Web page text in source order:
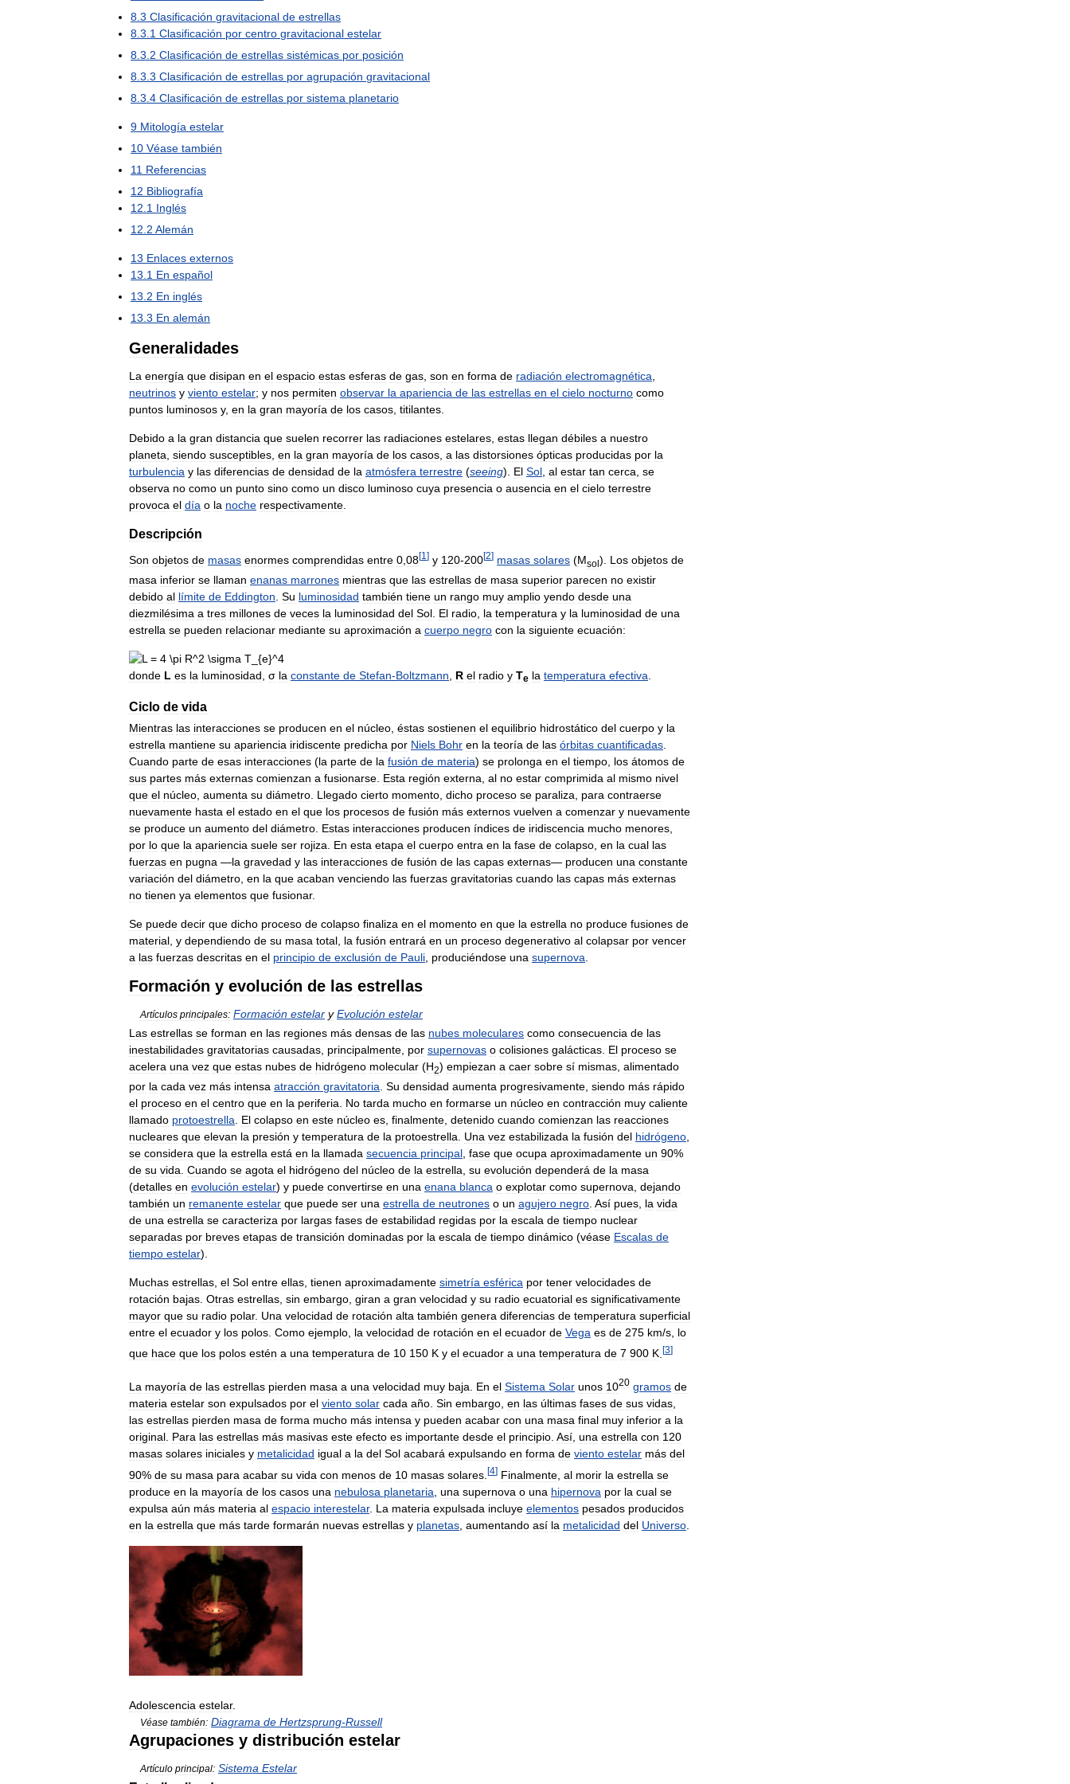
8 3 Clasificación gravitacional de estrellas
8 3 1 Clasificación por centro gravitacional estelar
8 3 2 Clasificación de estrellas sistémicas por posición
8 3 3 Clasificación de estrellas por agrupación gravitacional
8 3 4 Clasificación de estrellas por sistema planetario
9 Mitología estelar
10 Véase también
11 Referencias
12 Bibliografía
12 1 Inglés
12 2 Alemán
13 Enlaces externos
13 1 En español
13 2 En inglés
13 3 En alemán
Generalidades
La energía que disipan en el espacio estas esferas de gas son en forma de radiación electromagnética
neutrinos y viento estelar; y nos permiten observar la apariencia de las estrellas en el cielo nocturno como
puntos luminosos y, en la gran mayoría de los casos titilantes
Debido a la gran distancia que suelen recorrer las radiaciones estelares estas llegan débiles a nuestro
planeta siendo susceptibles en la gran mayoría de los casos a las distorsiones ópticas producidas por la
turbulencia y las diferencias de densidad de la atmósfera terrestre (seeing). El Sol al estar tan cerca se
observa no como un punto sino como un disco luminoso cuya presencia o ausencia en el cielo terrestre
provoca el día o la noche respectivamente
Descripción
Son objetos de masas enormes comprendidas entre 0 08[1 ] y 120-200[2] masas solares (Msol). Los objetos de
masa inferior se llaman enanas marrones mientras que las estrellas de masa superior parecen no existir
debido al límite de Eddington Su luminosidad también tiene un rango muy amplio yendo desde una
diezmilésima a tres millones de veces la luminosidad del Sol El radio la temperatura y la luminosidad de una
estrella se pueden relacionar mediante su aproximación a cuerpo negro con la siguiente ecuación:
donde L es la luminosidad σ la constante de Stefan-Boltzmann R el radio y Te la temperatura efectiva
Ciclo de vida
Mientras las interacciones se producen en el núcleo, éstas sostienen el equilibrio hidrostático del cuerpo y la
estrella mantiene su apariencia iridiscente predicha por Niels Bohr en la teoría de las órbitas cuantificadas.
Cuando parte de esas interacciones (la parte de la fusión de materia) se prolonga en el tiempo, los átomos de
sus partes más externas comienzan a fusionarse. Esta región externa, al no estar comprimida al mismo nivel
que el núcleo, aumenta su diámetro. Llegado cierto momento, dicho proceso se paraliza, para contraerse
nuevamente hasta el estado en el que los procesos de fusión más externos vuelven a comenzar y nuevamente
se produce un aumento del diámetro. Estas interacciones producen índices de iridiscencia mucho menores,
por lo que la apariencia suele ser rojiza. En esta etapa el cuerpo entra en la fase de colapso, en la cual las
fuerzas en pugna —la gravedad y las interacciones de fusión de las capas externas— producen una constante
variación del diámetro, en la que acaban venciendo las fuerzas gravitatorias cuando las capas más externas
no tienen ya elementos que fusionar.
Se puede decir que dicho proceso de colapso finaliza en el momento en que la estrella no produce fusiones de
material, y dependiendo de su masa total, la fusión entrará en un proceso degenerativo al colapsar por vencer
a las fuerzas descritas en el principio de exclusión de Pauli, produciéndose una supernova.
Formación y evolución de las estrellas
Artículos principales: Formación estelar y Evolución estelar
Las estrellas se forman en las regiones más densas de las nubes moleculares como consecuencia de las
inestabilidades gravitatorias causadas principalmente por supernovas o colisiones galácticas El proceso se
acelera una vez que estas nubes de hidrógeno molecular (H2) empiezan a caer sobre sí mismas alimentado
por la cada vez más intensa atracción gravitatoria Su densidad aumenta progresivamente siendo más rápido
el proceso en el centro que en la periferia No tarda mucho en formarse un núcleo en contracción muy caliente
llamado protoestrella El colapso en este núcleo es finalmente detenido cuando comienzan las reacciones
nucleares que elevan la presión y temperatura de la protoestrella Una vez estabilizada la fusión del hidrógeno
se considera que la estrella está en la llamada secuencia principal fase que ocupa aproximadamente un 90%
de su vida Cuando se agota el hidrógeno del núcleo de la estrella su evolución dependerá de la masa
(detalles en evolución estelar) y puede convertirse en una enana blanca o explotar como supernova dejando
también un remanente estelar que puede ser una estrella de neutrones o un agujero negro Así pues la vida
de una estrella se caracteriza por largas fases de estabilidad regidas por la escala de tiempo nuclear
separadas por breves etapas de transición dominadas por la escala de tiempo dinámico (véase Escalas de
tiempo estelar).
Muchas estrellas el Sol entre ellas tienen aproximadamente simetría esférica por tener velocidades de
rotación bajas Otras estrellas sin embargo giran a gran velocidad y su radio ecuatorial es significativamente
mayor que su radio polar. Una velocidad de rotación alta también genera diferencias de temperatura superficial
entre el ecuador y los polos Como ejemplo la velocidad de rotación en el ecuador de Vega es de 275 km/s lo
que hace que los polos estén a una temperatura de 10 150 K y el ecuador a una temperatura de 7 900 K [3]
La mayoría de las estrellas pierden masa a una velocidad muy baja En el Sistema Solar unos 1020 gramos de
materia estelar son expulsados por el viento solar cada año Sin embargo en las últimas fases de sus vidas
las estrellas pierden masa de forma mucho más intensa y pueden acabar con una masa final muy inferior a la
original Para las estrellas más masivas este efecto es importante desde el principio Así una estrella con 120
masas solares iniciales y metalicidad igual a la del Sol acabará expulsando en forma de viento estelar más del
90% de su masa para acabar su vida con menos de 10 masas solares [4] Finalmente al morir la estrella se
produce en la mayoría de los casos una nebulosa planetaria una supernova o una hipernova por la cual se
expulsa aún más materia al espacio interestelar. La materia expulsada incluye elementos pesados producidos
en la estrella que más tarde formarán nuevas estrellas y planetas aumentando así la metalicidad del Universo
Adolescencia estelar.
Véase también: Diagrama de Hertzsprung-Russell
Agrupaciones y distribución estelar
Artículo principal: Sistema Estelar